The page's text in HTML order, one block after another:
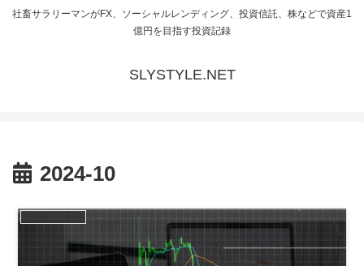
社畜サラリーマンがFX、ソーシャルレンディング、投資信託、株などで資産1
億円を目指す投資記録
SLYSTYLE.NET
2024-10